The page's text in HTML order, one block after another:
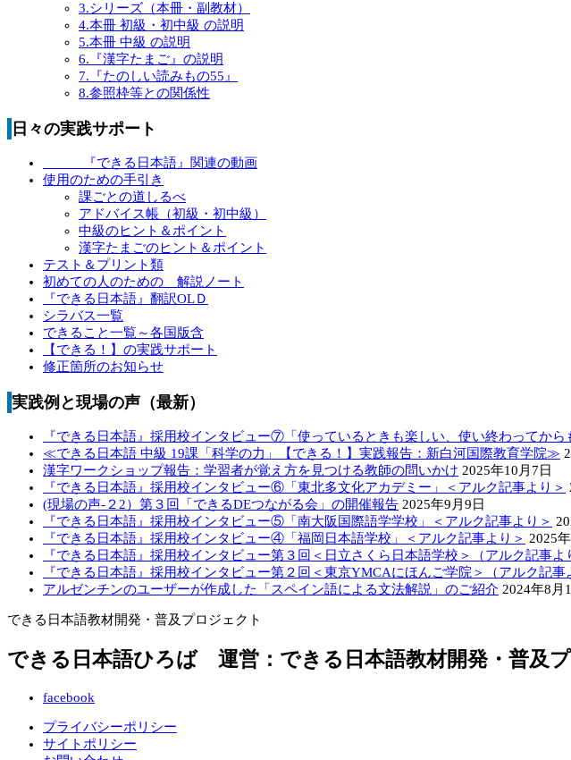
3.シリーズ（本冊・副教材）
4.本冊 初級・初中級 の説明
5.本冊 中級 の説明
6.『漢字たまご』の説明
7.『たのしい読みもの55』
8.参照枠等との関係性
日々の実践サポート
『できる日本語』関連の動画
使用のための手引き
課ごとの道しるべ
アドバイス帳（初級・初中級）
中級のヒント＆ポイント
漢字たまごのヒント＆ポイント
テスト＆プリント類
初めての人のための 解説ノート
『できる日本語』翻訳OLＤ
シラバス一覧
できること一覧～各国版含
【できる！】の実践サポート
修正箇所のお知らせ
実践例と現場の声（最新）
『できる日本語』採用校インタビュー⑦「使っているときも楽しい、使い終わってか
≪できる日本語 中級 19課「科学の力」【できる！】実践報告：新白河国際教育学院≫
漢字ワークショップ報告：学習者が覚え方を見つける教師の問いかけ 2025年10月7日
『できる日本語』採用校インタビュー⑥「東北多文化アカデミー」＜アルク記事より＞
(現場の声‐２2）第３回「できるDEつながる会」の開催報告 2025年9月9日
『できる日本語』採用校インタビュー⑤「南大阪国際語学学校」＜アルク記事より＞
『できる日本語』採用校インタビュー④「福岡日本語学校」＜アルク記事より＞ 2025
『できる日本語』採用校インタビュー第３回＜日立さくら日本語学校＞（アルク記事よ
『できる日本語』採用校インタビュー第２回＜東京YMCAにほんご学院＞（アルク記事
アルゼンチンのユーザーが作成した「スペイン語による文法解説」のご紹介 2024年8月
できる日本語教材開発・普及プロジェクト
できる日本語ひろば 運営：できる日本語教材開発・普及
facebook
プライバシーポリシー
サイトポリシー